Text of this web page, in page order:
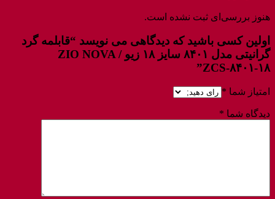
هنوز بررسی‌ای ثبت نشده است.
اولین کسی باشید که دیدگاهی می نویسد “قابلمه گرد
گرانیتی مدل ۸۴۰۱ سایز ۱۸ زیو / ZIO NOVA
ZCS-۸۴۰۱-۱۸”
امتیاز شما *
دیدگاه شما *